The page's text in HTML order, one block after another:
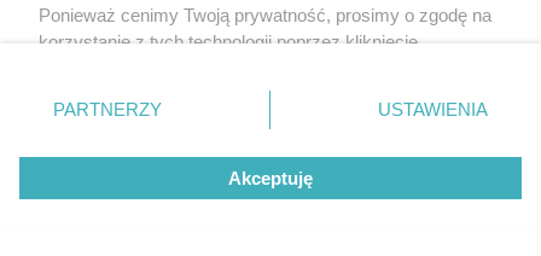
Ponieważ cenimy Twoją prywatność, prosimy o zgodę na
korzystanie z tych technologii poprzez kliknięcie
zmienić/wycofać klikając przycisk ustawień prywatności
znajdujący się w lewym dolnym rogu strony
rodzaje przetwarzania danych nie wymagają zgody
użytkownika, ale masz prawo sprzeciwić się takiemu
przetwarzaniu. Preferencje będą miały zastosowanie tylko
PARTNERZY USTAWIENIA
Akceptuję